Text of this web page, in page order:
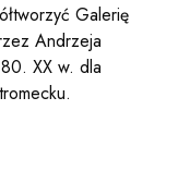
Galerię
Andrzeja
XX w. dla